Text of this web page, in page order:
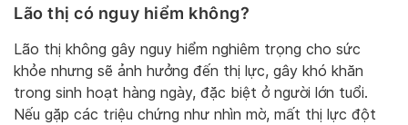
Lão thị có nguy hiểm không?
Lão thị không gây nguy hiểm nghiêm trọng cho sức
khỏe nhưng sẽ ảnh hưởng đến thị lực, gây khó khăn
trong sinh hoạt hàng ngày, đặc biệt ở người lớn tuổi.
Nếu gặp các triệu chứng như nhìn mờ, mất thị lực đột